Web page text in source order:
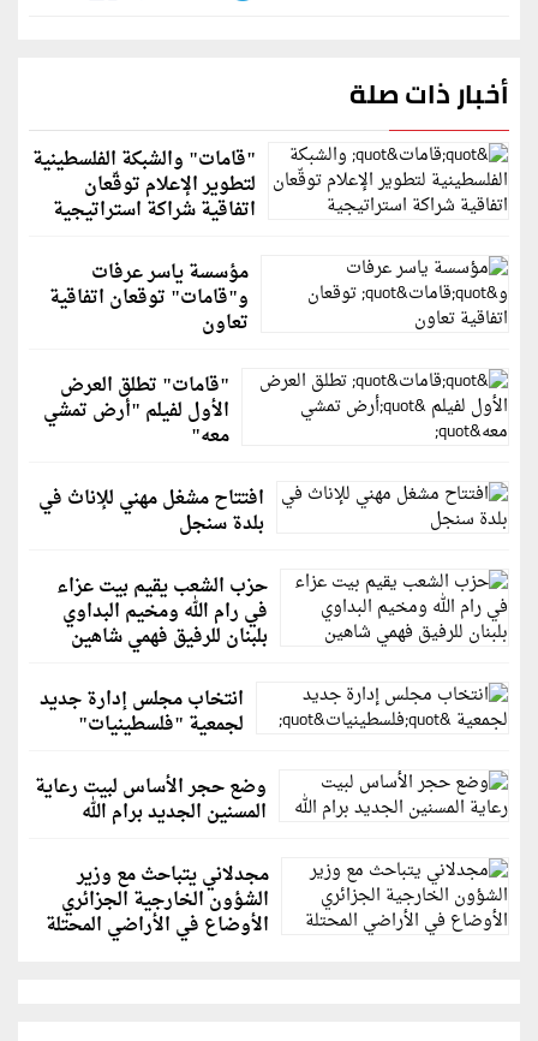
أخبار ذات صلة
"قامات" والشبكة الفلسطينية
لتطوير الإعلام توقّعان
اتفاقية شراكة استراتيجية
مؤسسة ياسر عرفات
و"قامات" توقعان اتفاقية
تعاون
"قامات" تطلق العرض
الأول لفيلم "أرض تمشي
معه"
افتتاح مشغل مهني للإناث في
بلدة سنجل
حزب الشعب يقيم بيت عزاء
في رام الله ومخيم البداوي
بلبنان للرفيق فهمي شاهين
انتخاب مجلس إدارة جديد
لجمعية "فلسطينيات"
وضع حجر الأساس لبيت رعاية
المسنين الجديد برام الله
مجدلاني يتباحث مع وزير
الشؤون الخارجية الجزائري
الأوضاع في الأراضي المحتلة